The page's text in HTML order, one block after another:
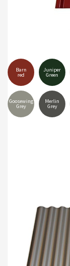
Barn
red
Juniper
Green
Goosewing
Grey
Merlin
Grey